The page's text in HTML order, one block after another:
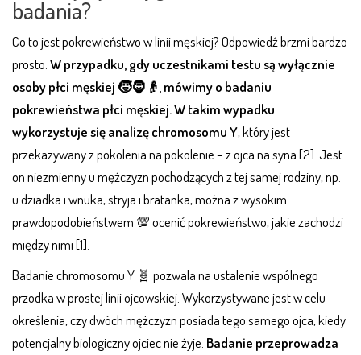
badania?
Co to jest pokrewieństwo w linii męskiej? Odpowiedź brzmi bardzo
prosto. W przypadku, gdy uczestnikami testu są wyłącznie
osoby płci męskiej 🧒🧔👴, mówimy o badaniu
pokrewieństwa płci męskiej. W takim wypadku
wykorzystuje się analizę chromosomu Y, który jest
przekazywany z pokolenia na pokolenie – z ojca na syna [2]. Jest
on niezmienny u mężczyzn pochodzących z tej samej rodziny, np.
u dziadka i wnuka, stryja i bratanka, można z wysokim
prawdopodobieństwem 💯 ocenić pokrewieństwo, jakie zachodzi
między nimi [1].
Badanie chromosomu Y 🧬 pozwala na ustalenie wspólnego
przodka w prostej linii ojcowskiej. Wykorzystywane jest w celu
określenia, czy dwóch mężczyzn posiada tego samego ojca, kiedy
potencjalny biologiczny ojciec nie żyje. Badanie przeprowadza